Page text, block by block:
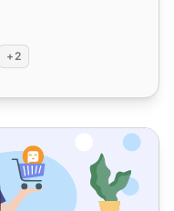
+2
за живо чат за